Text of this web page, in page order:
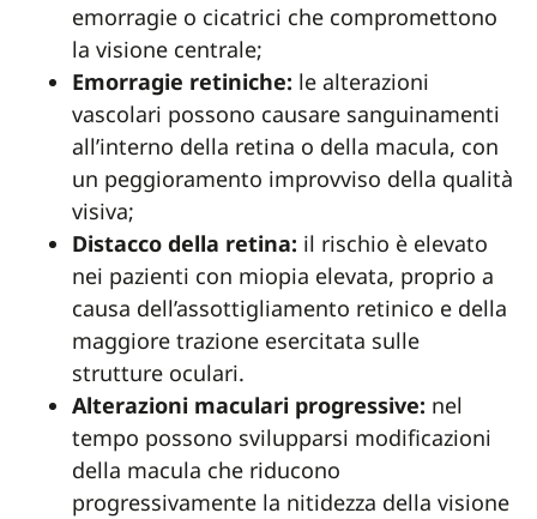
emorragie o cicatrici che compromettono
la visione centrale;
Emorragie retiniche: le alterazioni
vascolari possono causare sanguinamenti
all’interno della retina o della macula, con
un peggioramento improvviso della qualità
visiva;
Distacco della retina: il rischio è elevato
nei pazienti con miopia elevata, proprio a
causa dell’assottigliamento retinico e della
maggiore trazione esercitata sulle
strutture oculari.
Alterazioni maculari progressive: nel
tempo possono svilupparsi modificazioni
della macula che riducono
progressivamente la nitidezza della visione